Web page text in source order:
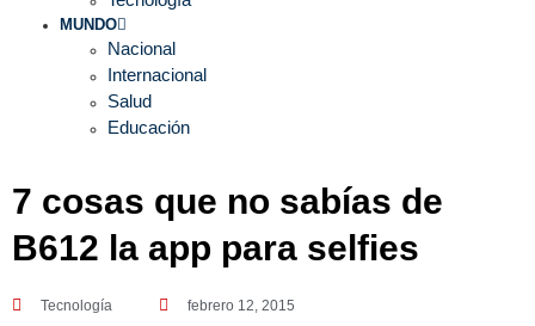
MUNDO
Nacional
Internacional
Salud
Educación
7 cosas que no sabías de
B612 la app para selfies
Tecnología febrero 12, 2015